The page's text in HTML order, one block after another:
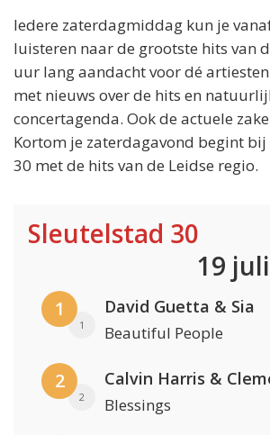
Iedere zaterdagmiddag kun je
luisteren naar de grootste hits van
uur lang aandacht voor dé
met nieuws over de hits en
concertagenda. Ook de actuele
Kortom je zaterdagavond begint bij
30 met de hits van de Leidse regio.
Sleutelstad 30
19
1
1
David Guetta & Sia
Beautiful People
2
2 Blessings